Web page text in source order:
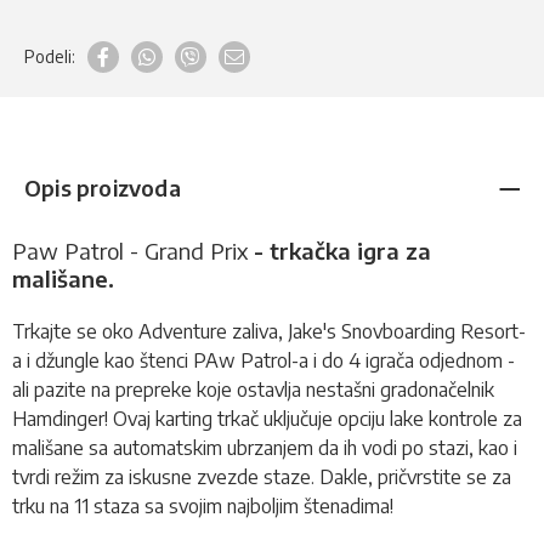
Podeli:
Opis proizvoda
Paw Patrol - Grand Prix - trkačka igra za
mališane.
Trkajte se oko Adventure zaliva, Jake's Snovboarding Resort-
a i džungle kao štenci PAw Patrol-a i do 4 igrača odjednom -
ali pazite na prepreke koje ostavlja nestašni gradonačelnik
Hamdinger! Ovaj karting trkač uključuje opciju lake kontrole za
mališane sa automatskim ubrzanjem da ih vodi po stazi, kao i
tvrdi režim za iskusne zvezde staze. Dakle, pričvrstite se za
trku na 11 staza sa svojim najboljim štenadima!